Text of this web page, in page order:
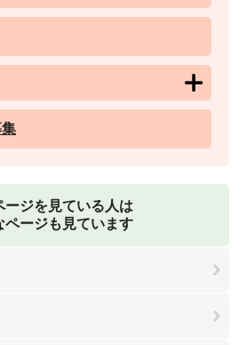
ージを見ている人は
ページも見ています